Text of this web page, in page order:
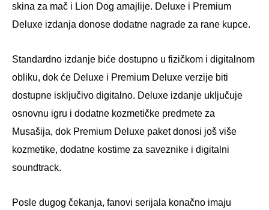
skina za mač i Lion Dog amajlije. Deluxe i Premium
Deluxe izdanja donose dodatne nagrade za rane kupce.
Standardno izdanje biće dostupno u fizičkom i digitalnom
obliku, dok će Deluxe i Premium Deluxe verzije biti
dostupne isključivo digitalno. Deluxe izdanje uključuje
osnovnu igru i dodatne kozmetičke predmete za
Musašija, dok Premium Deluxe paket donosi još više
kozmetike, dodatne kostime za saveznike i digitalni
soundtrack.
Posle dugog čekanja, fanovi serijala konačno imaju